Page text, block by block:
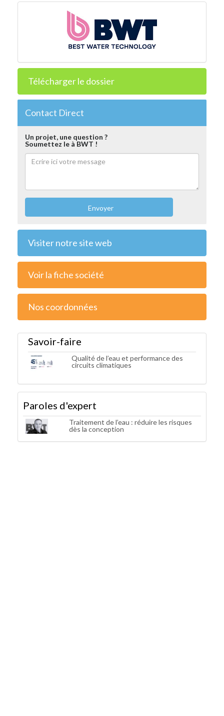
Télécharger le dossier
Contact Direct
Un projet, une question ?
Soumettez le à BWT !
Envoyer
Visiter notre site web
Voir la fiche société
Nos coordonnées
Savoir-faire
Qualité de l’eau et performance des
circuits climatiques
Paroles d'expert
Traitement de l’eau : réduire les risques
dès la conception